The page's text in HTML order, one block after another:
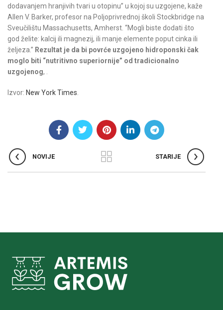
dodavanjem hranjivih tvari u otopinu” u kojoj su uzgojene, kaže
Allen V. Barker, profesor na Poljoprivrednoj školi Stockbridge na
Sveučilištu Massachusetts, Amherst. “Mogli biste dodati što
god želite: kalcij ili magnezij, ili manje elemente poput cinka ili
željeza.” Rezultat je da bi povrće uzgojeno hidroponski čak
moglo biti “nutritivno superiornije” od tradicionalno
uzgojenog, .
Izvor: New York Times
NOVIJE STARIJE